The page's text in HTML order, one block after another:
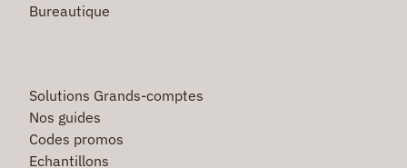
Bureautique
Solutions Grands-comptes
Nos guides
Codes promos
Echantillons